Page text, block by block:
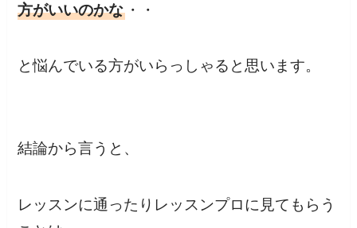
方がいいのかな ・・
と悩んでいる方がいらっしゃると思います。
結論から言うと、
レッスンに通ったりレッスンプロに見てもらう